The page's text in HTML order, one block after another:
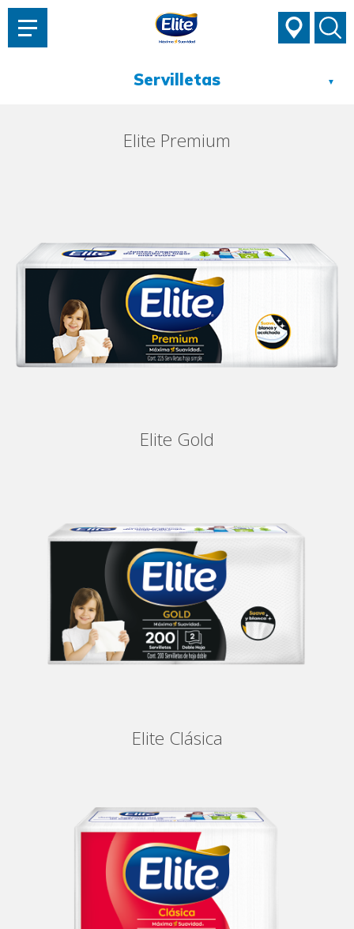
▼
Elite Premium
Elite Gold
Elite Clásica